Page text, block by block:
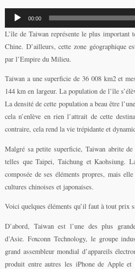
Lecteur
audio
00:00
L’île de Taiwan représente le plus important
Chine. D’ailleurs, cette zone géographique
par l’Empire du Milieu.
Taiwan a une superficie de 36 008 km2 et
144 km en largeur. La population de l’île
La densité de cette population a beau être
cela n’enlève en rien l’attrait de cette
contraire, cela rend la vie trépidante et
Malgré sa petite superficie, Taiwan abrite
telles que Taipei, Taichung et Kaohsiung.
composée de ses éléments propres, mais
cultures chinoises et japonaises.
Voici quelques éléments qu’il faut à tout prix
D’abord, Taiwan est l’une des plus
d’Asie. Foxconn Technology, le groupe
grand assembleur mondial d’appareils
produit entre autres les iPhone de Apple et